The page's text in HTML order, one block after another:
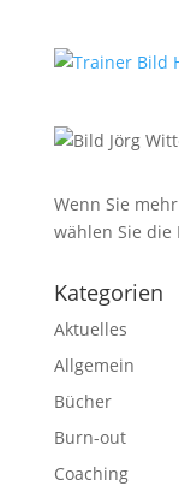
Wenn Sie
wählen Sie die
Kategorien
Aktuelles
Allgemein
Bücher
Burn-out
Coaching